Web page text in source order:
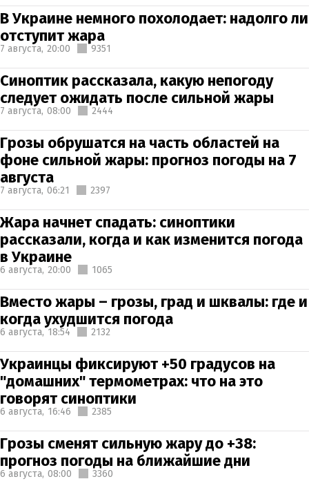
В Украине немного похолодает: надолго ли
отступит жара
7 августа, 20:00 9351
Синоптик рассказала, какую непогоду
следует ожидать после сильной жары
7 августа, 08:00 2444
Грозы обрушатся на часть областей на
фоне сильной жары: прогноз погоды на 7
августа
7 августа, 06:21 2397
Жара начнет спадать: синоптики
рассказали, когда и как изменится погода
в Украине
6 августа, 20:00 1065
Вместо жары – грозы, град и шквалы: где и
когда ухудшится погода
6 августа, 18:54 2132
Украинцы фиксируют +50 градусов на
"домашних" термометрах: что на это
говорят синоптики
6 августа, 16:46 2385
Грозы сменят сильную жару до +38:
прогноз погоды на ближайшие дни
6 августа, 08:00 3360